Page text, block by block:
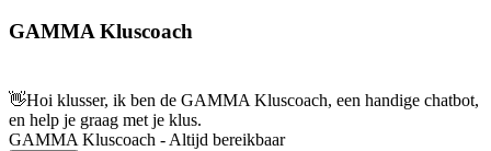
GAMMA Kluscoach
👋Hoi klusser, ik ben de GAMMA Kluscoach, een handige chatbot,
en help je graag met je klus.
GAMMA Kluscoach - Altijd bereikbaar